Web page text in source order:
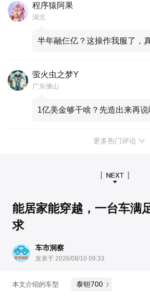
程序猿阿果
湖北
半年融仨亿？这操作我服了，
萤火虫之梦Y
广东佛山
1亿美金够干啥？先造出来再
更多热门评论
能居家能穿越，一台车满
求
车市洞察
发表于 2026/08/10 09:33
本文介绍的车型 泰钽700